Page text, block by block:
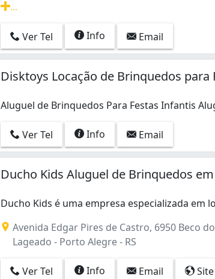
Ver Tel
Info Email
Disktoys Locação de Brinquedos para
Aluguel de Brinquedos Para Festas Infantis
Ver Tel
Info Email
Ducho Kids Aluguel de Brinquedos
Ducho Kids é uma empresa especializada em
Avenida Edgar Pires de Castro, 6950 Beco
Lageado - Porto Alegre - RS
Ver Tel Info Email Site